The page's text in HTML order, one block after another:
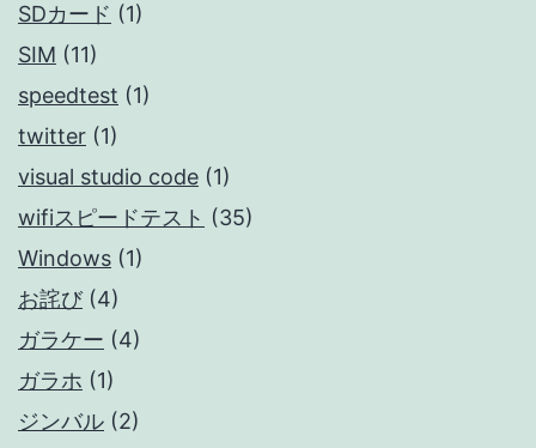
SDカード (1)
SIM (11)
speedtest (1)
twitter (1)
visual studio code (1)
wifiスピードテスト (35)
Windows (1)
お詫び(4)
ガラケー (4)
ガラホ (1)
ジンバル (2)